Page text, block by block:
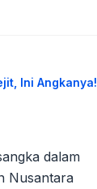
Ini Angkanya!
dalam
Nusantara